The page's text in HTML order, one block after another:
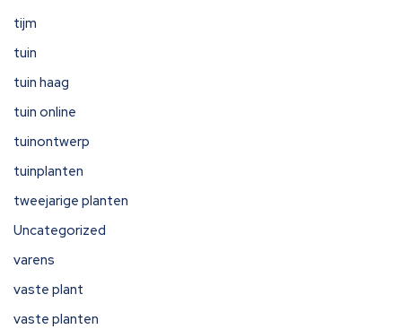
tijm
tuin
tuin haag
tuin online
tuinontwerp
tuinplanten
tweejarige planten
Uncategorized
varens
vaste plant
vaste planten